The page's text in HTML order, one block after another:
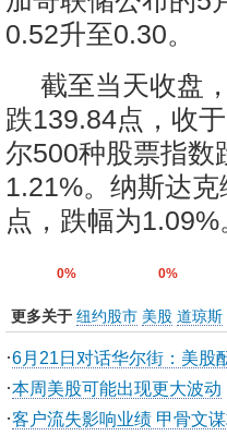
0.52升至0.30。
截至当天收盘
跌139.84点，收
尔500种股票指数
1.21%。纳斯达
点，跌幅为1.09%
0% 0%
更多关于 纽约股市 美股 道琼斯
·6月21日对话华尔街：美股
·本周美股可能出现更大波动
·客户流失影响业绩 甲骨文